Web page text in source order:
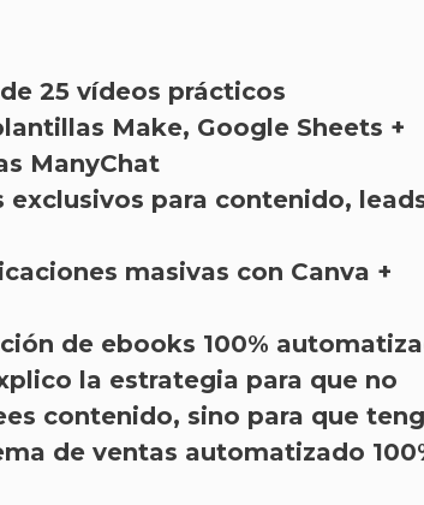
25 vídeos prácticos
Make, Google Sheets +
ManyChat
exclusivos para contenido,
masivas con Canva +
de ebooks 100%
la estrategia para que no
contenido, sino para que
de ventas automatizado